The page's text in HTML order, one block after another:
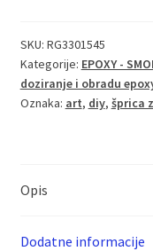
količina
SKU: RG3301545
Kategorije: EPOXY -
doziranje i obradu
Oznaka: art, diy, šprica
Opis
Dodatne informacije